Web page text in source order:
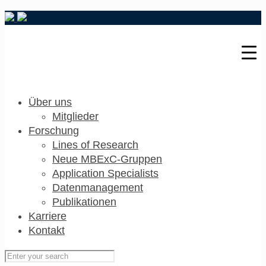
Über uns
Mitglieder
Forschung
Lines of Research
Neue MBExC-Gruppen
Application Specialists
Datenmanagement
Publikationen
Karriere
Kontakt